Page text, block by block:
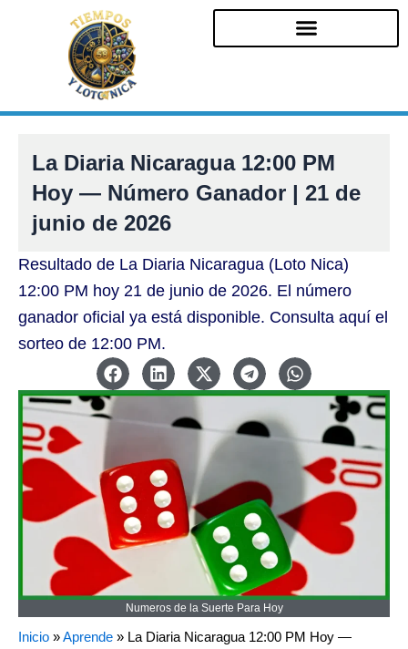
La Diaria Nicaragua 12:00 PM
Hoy — Número Ganador | 21 de
junio de 2026
Resultado de La Diaria Nicaragua (Loto Nica)
12:00 PM hoy 21 de junio de 2026. El número
ganador oficial ya está disponible. Consulta aquí el
sorteo de 12:00 PM.
Numeros de la Suerte Para Hoy
Inicio »Aprende » La Diaria Nicaragua 12:00 PM Hoy —